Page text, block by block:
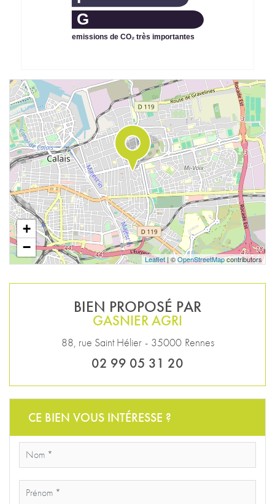
G
emissions de CO₂ très importantes
+
−
Leaflet| ©OpenStreetMapcontributors
BIEN PROPOSÉ PAR
GASNIER AGRI
88, rue Saint Hélier - 35000 Rennes
02 99 05 31 20
CE BIEN VOUS INTÉRESSE ?